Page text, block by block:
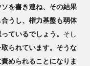
を書き連ね、その結果
うし、権力基盤も弱体
ているでしょう。 そし
られています。そうな
められることになりま